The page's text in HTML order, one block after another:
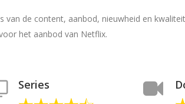
de content, aanbod, nieuwheid en
het aanbod van Netflix.
Series